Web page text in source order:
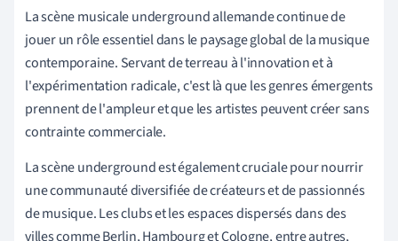
La scène musicale underground allemande continue de
jouer un rôle essentiel dans le paysage global de la musique
contemporaine. Servant de terreau à l'innovation et à
l'expérimentation radicale, c'est là que les genres émergents
prennent de l'ampleur et que les artistes peuvent créer sans
contrainte commerciale.
La scène underground est également cruciale pour nourrir
une communauté diversifiée de créateurs et de passionnés
de musique. Les clubs et les espaces dispersés dans des
villes comme Berlin, Hambourg et Cologne, entre autres,